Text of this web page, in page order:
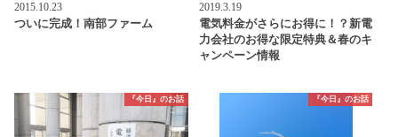
2015.10.23
ついに完成！南部ファーム
2019.3.19
電気料金がさらにお得に！？新電
力会社のお得な限定特典＆春のキ
ャンペーン情報
『今日』のお話 『今日』のお話